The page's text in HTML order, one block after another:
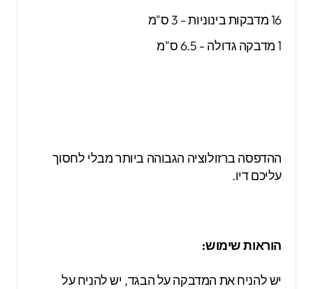
16 מדבקות בינוניות - 3 ס"מ
1 מדבקה גדולה - 6.5 ס"מ
ההדפסה ברזולוציה הגבוהה ביותר מבלי לחסוך
עליכם דיו.
הוראות שימוש:
יש להניח את המדבקה על הבגד, יש להניח על